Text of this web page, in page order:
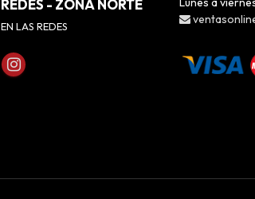
REDES - ZONA NORTE
EN LAS REDES